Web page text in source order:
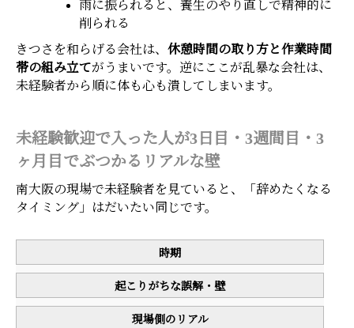
雨に振られると、養生のやり直しで精神的に
削られる
きつさを和らげる会社は、 休憩時間の取り方と作業時間
帯の組み立てがうまいです。逆にここが乱暴な会社は、
未経験者から順に体も心も潰してしまいます。
未経験歓迎で入った人が3日目・3週間目・3
ヶ月目でぶつかるリアルな壁
南大阪の現場で未経験者を見ていると、「辞めたくなる
タイミング」はだいたい同じです。
時期
起こりがちな誤解・壁
現場側のリアル